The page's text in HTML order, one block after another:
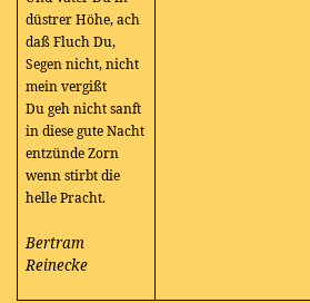
düstrer Höhe, ach
daß Fluch Du,
Segen nicht, nicht
mein vergißt
Du geh nicht sanft
in diese gute Nacht
entzünde Zorn
wenn stirbt die
helle Pracht.
Bertram
Reinecke